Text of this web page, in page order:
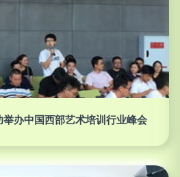
办中国西部艺术培训行业峰会